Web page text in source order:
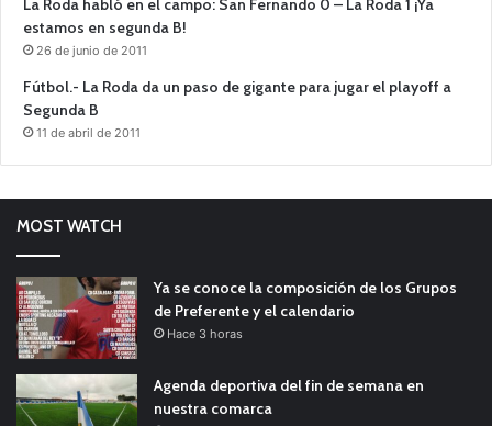
La Roda habló en el campo: San Fernando 0 – La Roda 1 ¡Ya
estamos en segunda B!
26 de junio de 2011
Fútbol.- La Roda da un paso de gigante para jugar el playoff a
Segunda B
11 de abril de 2011
MOST WATCH
Ya se conoce la composición de los Grupos
de Preferente y el calendario
Hace 3 horas
Agenda deportiva del fin de semana en
nuestra comarca